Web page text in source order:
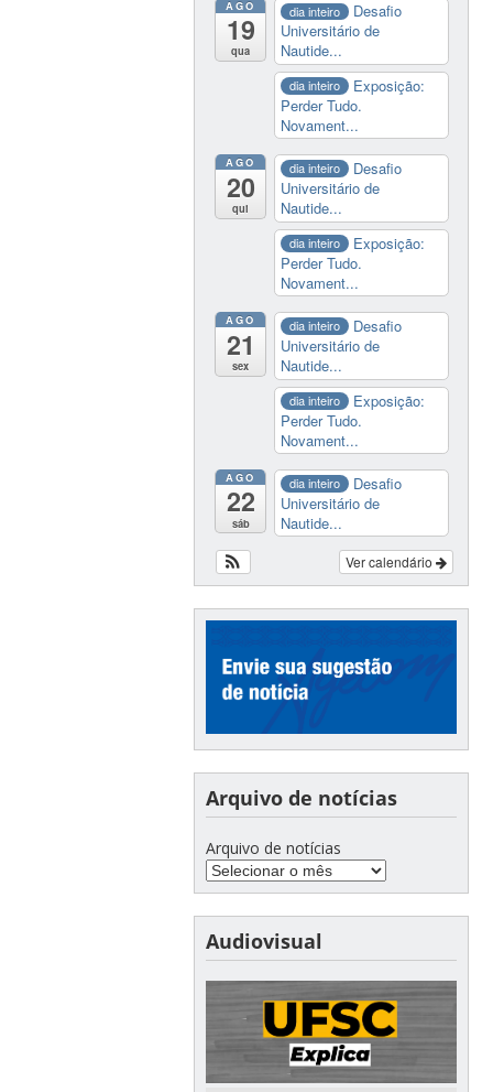
AGO
19
qua
dia inteiro
Desafio
Universitário de
Nautide...
dia inteiro
Exposição:
Perder Tudo.
Novament...
AGO
20
qui
dia inteiro
Desafio
Universitário de
Nautide...
dia inteiro
Exposição:
Perder Tudo.
Novament...
AGO
21
sex
dia inteiro
Desafio
Universitário de
Nautide...
dia inteiro
Exposição:
Perder Tudo.
Novament...
AGO
22
sáb
dia inteiro
Desafio
Universitário de
Nautide...
Ver calendário
Arquivo de notícias
Arquivo de notícias
Audiovisual